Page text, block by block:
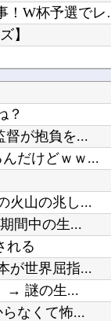
外国人「2002年
】
【FGO】 おかかさんのジャージ式イラスト！！ 赤いジャージが似合ってます！
Powered by livedoor 相互RSS
？
督が抱負を...
だけどｗｗ...
火山の兆し...
間中の生...
れる
が世界屈指...
→ 謎の生...
なくて怖...